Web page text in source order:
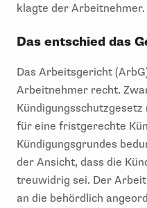
klagte der Arbeitnehmer.
Das entschied das
Das Arbeitsgericht
Arbeitnehmer recht.
für eine fristgerechte
Kündigungsgrundes
der Ansicht, dass die
treuwidrig sei. Der
an die behördlich